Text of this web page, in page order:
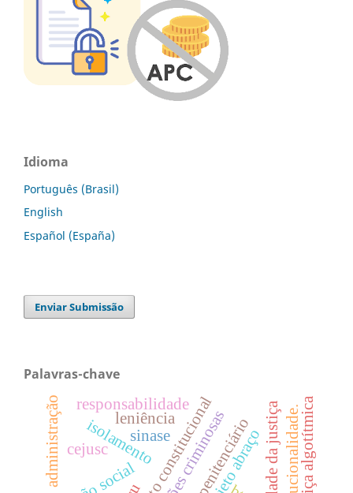
Idioma
Português (Brasil)
English
Español (España)
Enviar Submissão
Palavras-chave
direito constitucional
isolamento projeto abraço
cejusc facções criminosas
sinase
responsabilidade justiça algotítmica
administração leniência